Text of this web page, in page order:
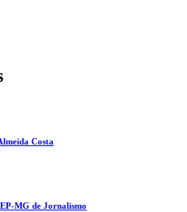
Costa
MG de Jornalismo